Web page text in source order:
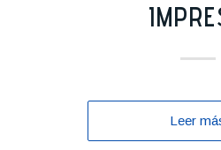
Leer